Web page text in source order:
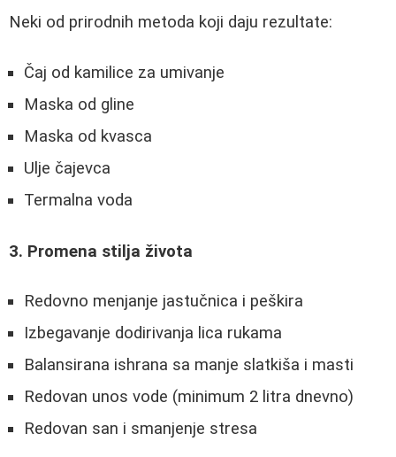
Neki od prirodnih metoda koji daju rezultate:
Čaj od kamilice za umivanje
Maska od gline
Maska od kvasca
Ulje čajevca
Termalna voda
3. Promena stilja života
Redovno menjanje jastučnica i peškira
Izbegavanje dodirivanja lica rukama
Balansirana ishrana sa manje slatkiša i masti
Redovan unos vode (minimum 2 litra dnevno)
Redovan san i smanjenje stresa